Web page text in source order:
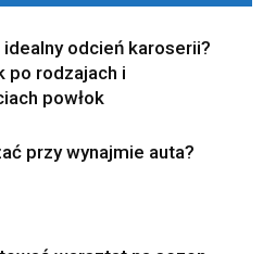
odcień karoserii?
po rodzajach i
powłok
przy wynajmie auta?